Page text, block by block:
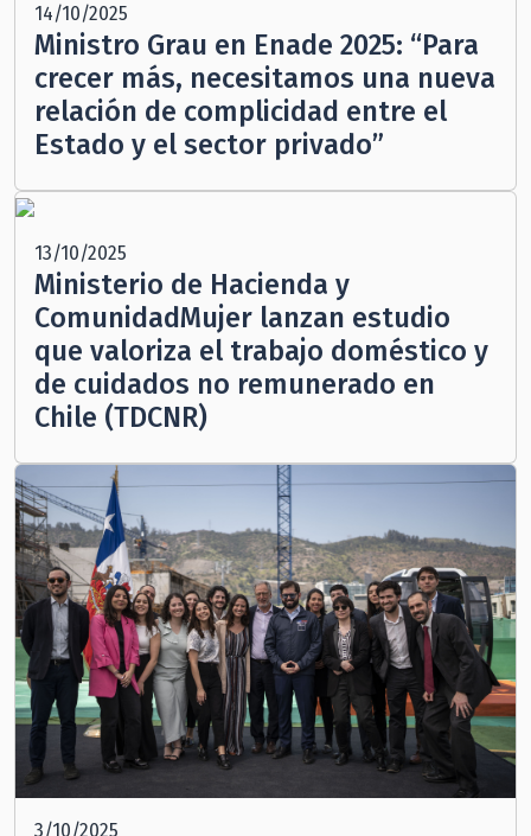
14/10/2025
Ministro Grau en Enade 2025: “Para
crecer más, necesitamos una nueva
relación de complicidad entre el
Estado y el sector privado”
13/10/2025
Ministerio de Hacienda y
ComunidadMujer lanzan estudio
que valoriza el trabajo doméstico y
de cuidados no remunerado en
Chile (TDCNR)
3/10/2025